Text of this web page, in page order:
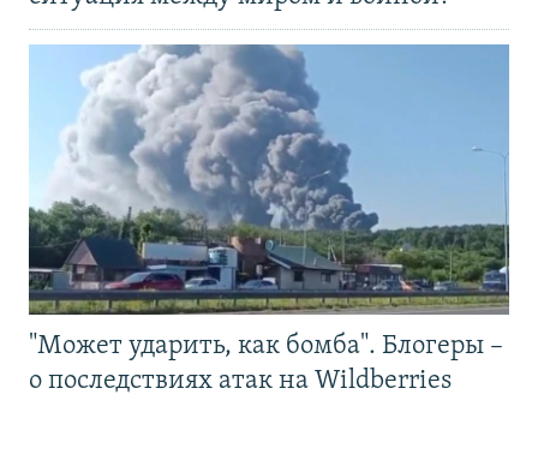
"Может ударить, как бомба". Блогеры –
о последствиях атак на Wildberries